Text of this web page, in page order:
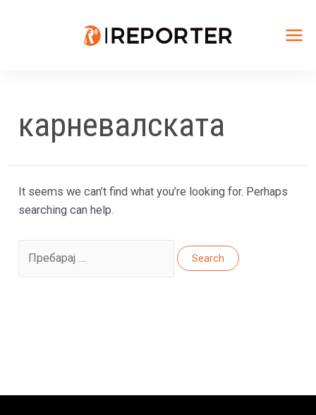
карневалската
It seems we can’t find what you’re looking for. Perhaps
searching can help.